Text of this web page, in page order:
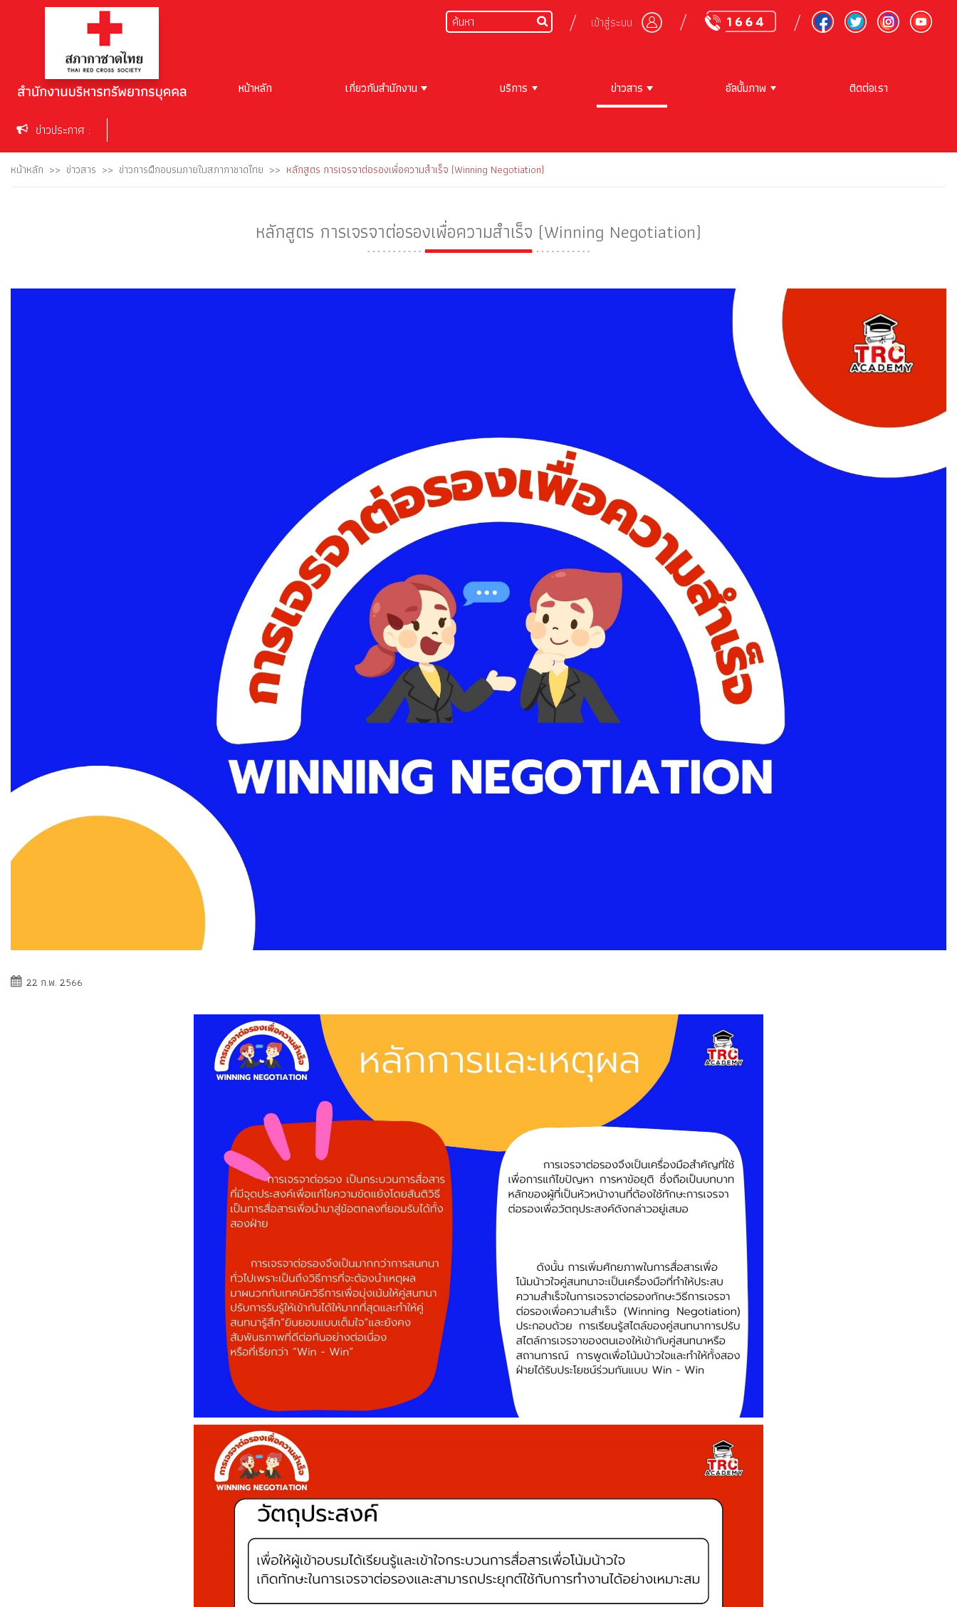
เข้าสู่ระบบ
หน้าหลัก เกี่ยวกับสำนักงาน บริการ ข่าวสาร อัลบั้มภาพ ติดต่อเรา
ข่าวประกาศ :
หน้าหลัก ข่าวสาร ข่าวการฝึกอบรมภายในสภากาชาดไทย หลักสูตร การเจรจาต่อรองเพื่อความสำเร็จ (Winning Negotiation)
หลักสูตร การเจรจาต่อรองเพื่อความสำเร็จ (Winning Negotiation)
22 ก.พ. 2566